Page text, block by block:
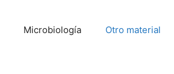
Microbiología Otro material